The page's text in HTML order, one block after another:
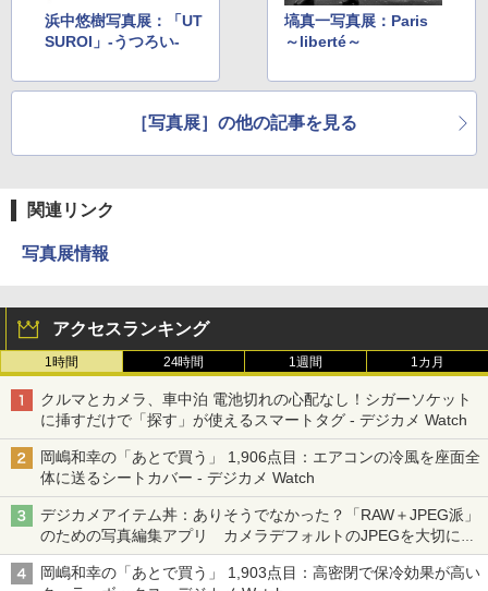
浜中悠樹写真展：「UT
SUROI」-うつろい-
塙真一写真展：Paris
～liberté～
［写真展］の他の記事を見る
関連リンク
写真展情報
アクセスランキング
1時間 24時間 1週間 1カ月
クルマとカメラ、車中泊 電池切れの心配なし！シガーソケット
に挿すだけで「探す」が使えるスマートタグ - デジカメ Watch
岡嶋和幸の「あとで買う」 1,906点目：エアコンの冷風を座面全
体に送るシートカバー - デジカメ Watch
デジカメアイテム丼：ありそうでなかった？「RAW＋JPEG派」
のための写真編集アプリ カメラデフォルトのJPEGを大切にす
る「Filmator」
岡嶋和幸の「あとで買う」 1,903点目：高密閉で保冷効果が高い